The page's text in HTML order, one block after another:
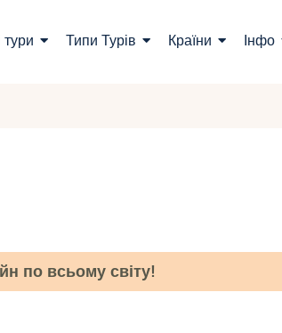
тури Типи Турів Країни Інфо
по всьому світу!